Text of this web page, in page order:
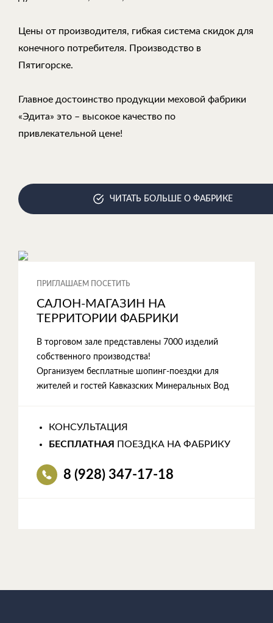
Цены от производителя, гибкая система скидок для
конечного потребителя. Производство в
Пятигорске.
Главное достоинство продукции меховой фабрики
«Эдита» это – высокое качество по
привлекательной цене!
ЧИТАТЬ БОЛЬШЕ О ФАБРИКЕ
ПРИГЛАШАЕМ ПОСЕТИТЬ
САЛОН-МАГАЗИН НА
ТЕРРИТОРИИ ФАБРИКИ
В торговом зале представлены 7000 изделий
собственного производства!
Организуем бесплатные шопинг-поездки для
жителей и гостей Кавказских Минеральных Вод
КОНСУЛЬТАЦИЯ
БЕСПЛАТНАЯ
ПОЕЗДКА НА ФАБРИКУ
8 (928) 347-17-18